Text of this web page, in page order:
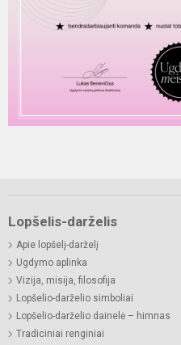
Lopšelis-darželis
Apie lopšelį-darželį
Ugdymo aplinka
Vizija, misija, filosofija
Lopšelio-darželio simboliai
Lopšelio-darželio dainelė – himnas
Tradiciniai renginiai